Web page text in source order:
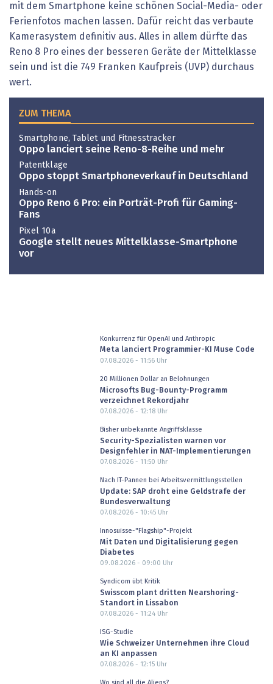
mit dem Smartphone keine schönen Social-Media- oder
Ferienfotos machen lassen. Dafür reicht das verbaute
Kamerasystem definitiv aus. Alles in allem dürfte das
Reno 8 Pro eines der besseren Geräte der Mittelklasse
sein und ist die 749 Franken Kaufpreis (UVP) durchaus
wert.
ZUM THEMA
Smartphone, Tablet und Fitnesstracker
Oppo lanciert seine Reno-8-Reihe und mehr
Patentklage
Oppo stoppt Smartphoneverkauf in Deutschland
Hands-on
Oppo Reno 6 Pro: ein Porträt-Profi für Gaming-
Fans
Pixel 10a
Google stellt neues Mittelklasse-Smartphone
vor
Konkurrenz für OpenAI und Anthropic
Meta lanciert Programmier-KI Muse Code
07.08.2026 - 11:56Uhr
20 Millionen Dollar an Belohnungen
Microsofts Bug-Bounty-Programm
verzeichnet Rekordjahr
07.08.2026 - 12:18Uhr
Bisher unbekannte Angriffsklasse
Security-Spezialisten warnen vor
Designfehler in NAT-Implementierungen
07.08.2026 - 11:50 Uhr
Nach IT-Pannen bei Arbeitsvermittlungsstellen
Update: SAP droht eine Geldstrafe der
Bundesverwaltung
07.08.2026 - 10:45Uhr
Innosuisse-"Flagship"-Projekt
Mit Daten und Digitalisierung gegen
Diabetes
09.08.2026 - 09:00 Uhr
Syndicom übt Kritik
Swisscom plant dritten Nearshoring-
Standort in Lissabon
07.08.2026 - 11:24Uhr
ISG-Studie
Wie Schweizer Unternehmen ihre Cloud
an KI anpassen
07.08.2026 - 12:15Uhr
Wo sind all die Aliens?